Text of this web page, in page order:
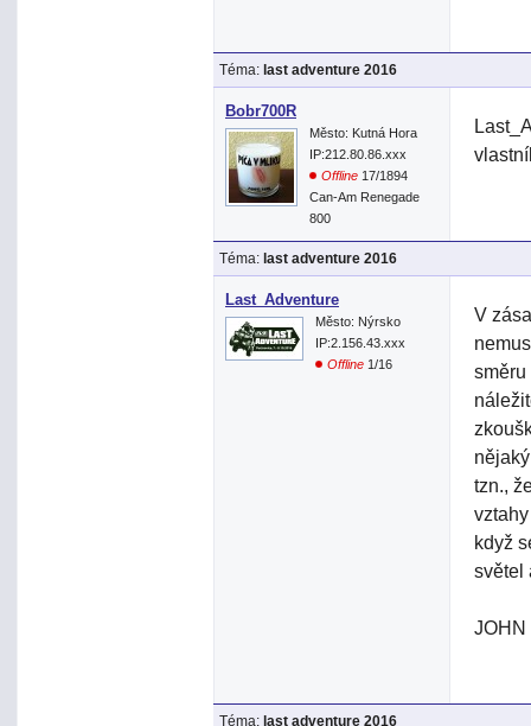
Téma: last adventure 2016
Bobr700R
Město: Kutná Hora
IP:212.80.86.xxx
Offline 17/1894
Can-Am Renegade
800
Téma: last adventure 2016
Last_Adventure
Město: Nýrsko
IP:2.156.43.xxx
Offline 1/16
V
směru
tzn.,
když
světel
JOHN
Téma: last adventure 2016